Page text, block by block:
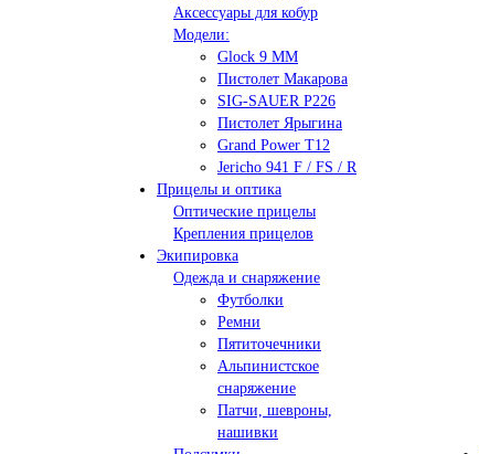
Аксессуары для кобур
Модели:
Glock 9 ММ
Пистолет Макарова
SIG-SAUER P226
Пистолет Ярыгина
Grand Power T12
Jericho 941 F / FS / R
Прицелы и оптика
Оптические прицелы
Крепления прицелов
Экипировка
Одежда и снаряжение
Футболки
Ремни
Пятиточечники
Альпинистское
снаряжение
Патчи, шевроны,
нашивки